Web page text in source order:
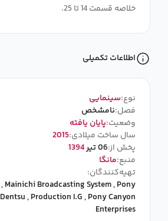
خلاصه قسمت 14 تا 25.
اطلاعات تکمیلی
نوع:سینمایی
فصل:نامشخص
وضعیت:پایان یافته
سال ساخت میلادی:2015
پخش از:06 تیر
1394
منبع:مانگا
تهیه‌کنندگان:
,Mainichi Broadcasting System,Pony
Dentsu,Production I.G,Pony Canyon
Enterprises